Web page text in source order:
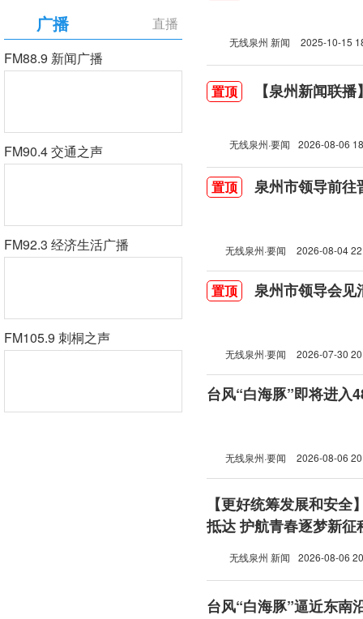
直播
广播
FM88.9 新闻广播
FM90.4 交通之声
FM92.3 经济生活广播
FM105.9 刺桐之声
无线泉州 新闻 2025-10-15
置顶 【泉州新闻联
无线泉州·要闻 2026-08-06
置顶 泉州市领导前往
无线泉州·要闻 2026-08-04
置顶 泉州市领导会见
无线泉州·要闻 2026-07-30
台风“白海豚”即将进入
无线泉州·要闻 2026-08-06
【更好统筹发展和安全
抵达 护航青春逐梦新征
无线泉州 新闻 2026-08-06
台风“白海豚”逼近东南